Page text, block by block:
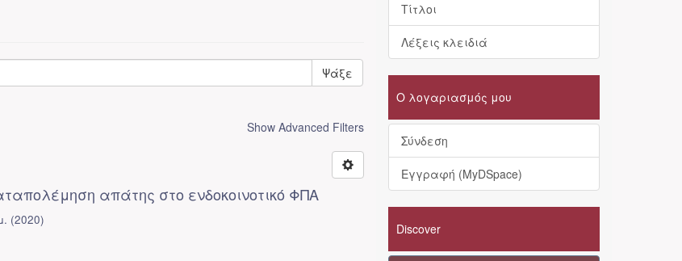
Ψάξε
Show Advanced Filters
απάτης στο ενδοκοινοτικό ΦΠΑ
(2020)
Τίτλοι
Λέξεις κλειδιά
Ο λογαριασμός μου
Σύνδεση
Εγγραφή (MyDSpace)
Discover